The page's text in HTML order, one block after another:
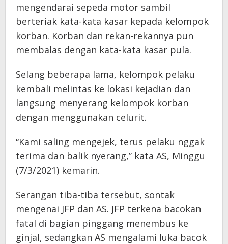
mengendarai sepeda motor sambil
berteriak kata-kata kasar kepada kelompok
korban. Korban dan rekan-rekannya pun
membalas dengan kata-kata kasar pula.
Selang beberapa lama, kelompok pelaku
kembali melintas ke lokasi kejadian dan
langsung menyerang kelompok korban
dengan menggunakan celurit.
“Kami saling mengejek, terus pelaku nggak
terima dan balik nyerang,” kata AS, Minggu
(7/3/2021) kemarin.
Serangan tiba-tiba tersebut, sontak
mengenai JFP dan AS. JFP terkena bacokan
fatal di bagian pinggang menembus ke
ginjal, sedangkan AS mengalami luka bacok